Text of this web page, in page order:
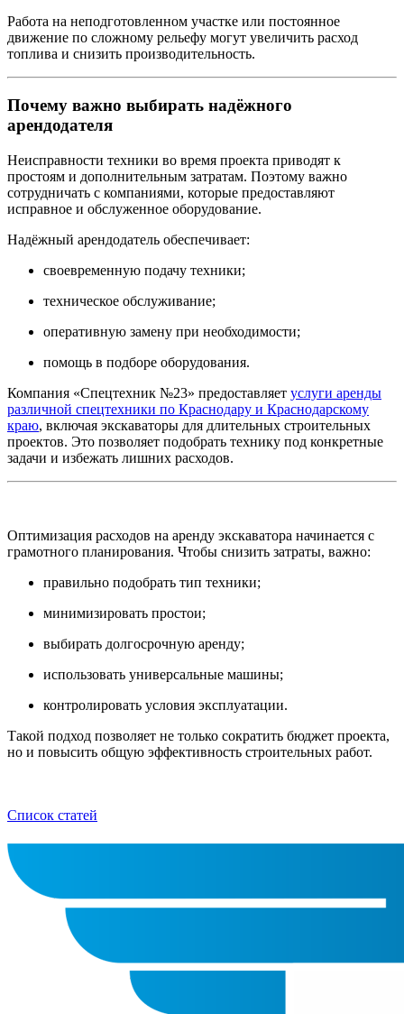
Работа на неподготовленном участке или постоянное
движение по сложному рельефу могут увеличить расход
топлива и снизить производительность.
Почему важно выбирать надёжного
арендодателя
Неисправности техники во время проекта приводят к
простоям и дополнительным затратам. Поэтому важно
сотрудничать с компаниями, которые предоставляют
исправное и обслуженное оборудование.
Надёжный арендодатель обеспечивает:
своевременную подачу техники;
техническое обслуживание;
оперативную замену при необходимости;
помощь в подборе оборудования.
Компания «Спецтехник №23» предоставляет услуги аренды
различной спецтехники по Краснодару и Краснодарскому
краю, включая экскаваторы для длительных строительных
проектов. Это позволяет подобрать технику под конкретные
задачи и избежать лишних расходов.
Оптимизация расходов на аренду экскаватора начинается с
грамотного планирования. Чтобы снизить затраты, важно:
правильно подобрать тип техники;
минимизировать простои;
выбирать долгосрочную аренду;
использовать универсальные машины;
контролировать условия эксплуатации.
Такой подход позволяет не только сократить бюджет проекта,
но и повысить общую эффективность строительных работ.
Список статей